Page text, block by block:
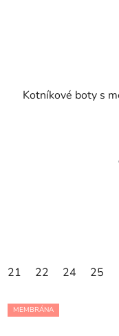
Kotníkové boty s
21 22 24 25
MEMBRÁNA